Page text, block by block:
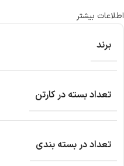
اطلاعات بیشتر
برند
تعداد بسته در کارتن
تعداد در بسته بندی